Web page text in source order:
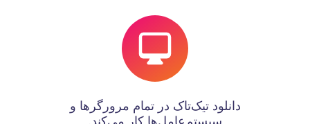
دانلود تیک‌تاک در تمام مرورگرها و